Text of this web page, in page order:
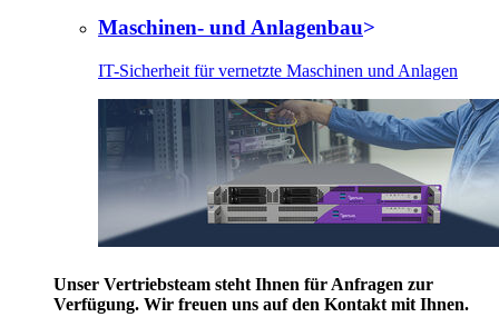
Maschinen- und Anlagenbau
IT-Sicherheit für vernetzte Maschinen und Anlagen
Unser Vertriebsteam steht Ihnen für Anfragen zur
Verfügung. Wir freuen uns auf den Kontakt mit Ihnen.